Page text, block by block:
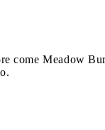
come Meadow